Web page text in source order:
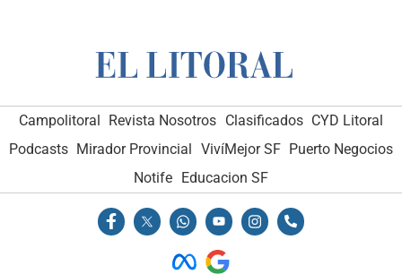
Campolitoral Revista Nosotros Clasificados CYD Litoral
Podcasts Mirador Provincial VivíMejor SF Puerto Negocios
Notife
Educacion SF